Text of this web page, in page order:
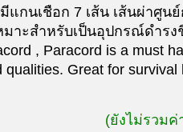
กนเชือก 7 เส้น เส้นผ่าศูน
มาะสำหรับเป็นอุปกรณ์ดำร
, Paracord is a must
Great for
(ยังไม่รวมค่